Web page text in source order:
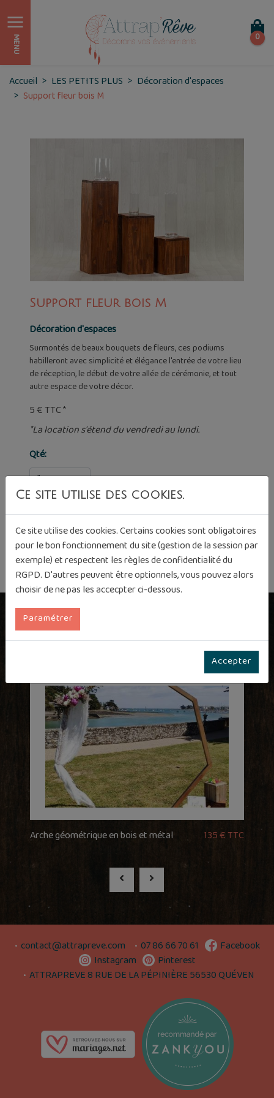
MENU 0
Accueil LES PETITS PLUS Décoration d'espaces
Support fleur bois M
Support fleur bois M
Décoration d'espaces
Surmontés de beaux bouquets de fleurs, ces podiums
habilleront avec simplicité et élégance l'entrée de votre lieu
de réception, le début de votre allée de cérémonie, et tout
autre espace de votre décor.
5 € TTC *
*La location s'étend du vendredi au lundi.
Qté:
Produits associés
Arche géométrique en bois et métal 135 € TTC
contact@attrapreve.com 07 86 66 70 61 Facebook
Instagram Pinterest
ATTRAPREVE 8 RUE DE LA PÉPINIÈRE 56530 QUÉVEN
Ce site utilise des cookies.
Ce site utilise des cookies. Certains cookies sont obligatoires
pour le bon fonctionnement du site (gestion de la session par
exemple) et respectent les règles de confidentialité du
RGPD. D'autres peuvent être optionnels, vous pouvez alors
choisir de ne pas les accecpter ci-dessous.
Paramétrer
Accepter